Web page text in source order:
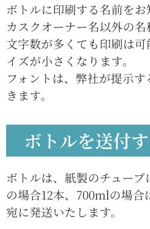
ボトルに印刷する名前をお
カスクオーナー名以外の名
文字数が多くても印刷は
イズが小さくなります。
フォントは、弊社が提示
きます。
ボトルを送付
ボトルは、紙製のチュー
の場合12本、700mlの場
宛に発送いたします。